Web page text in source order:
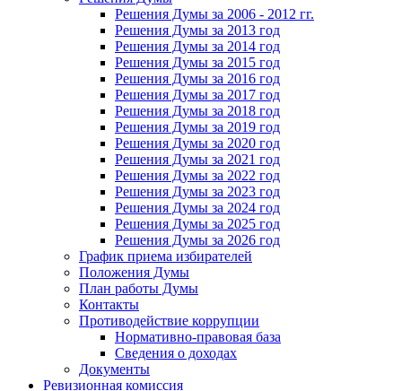
Решения Думы за 2006 - 2012 гг.
Решения Думы за 2013 год
Решения Думы за 2014 год
Решения Думы за 2015 год
Решения Думы за 2016 год
Решения Думы за 2017 год
Решения Думы за 2018 год
Решения Думы за 2019 год
Решения Думы за 2020 год
Решения Думы за 2021 год
Решения Думы за 2022 год
Решения Думы за 2023 год
Решения Думы за 2024 год
Решения Думы за 2025 год
Решения Думы за 2026 год
График приема избирателей
Положения Думы
План работы Думы
Контакты
Противодействие коррупции
Нормативно-правовая база
Сведения о доходах
Документы
Ревизионная комиссия